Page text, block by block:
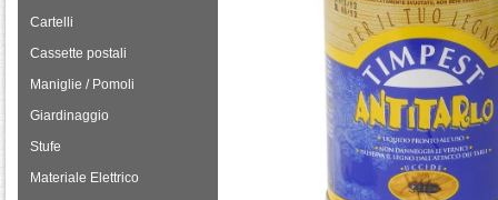
Cartelli
Cassette postali
Maniglie / Pomoli
Giardinaggio
Stufe
Materiale Elettrico